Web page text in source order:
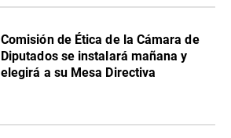
Comisión de Ética de la Cámara de
Diputados se instalará mañana y
elegirá a su Mesa Directiva